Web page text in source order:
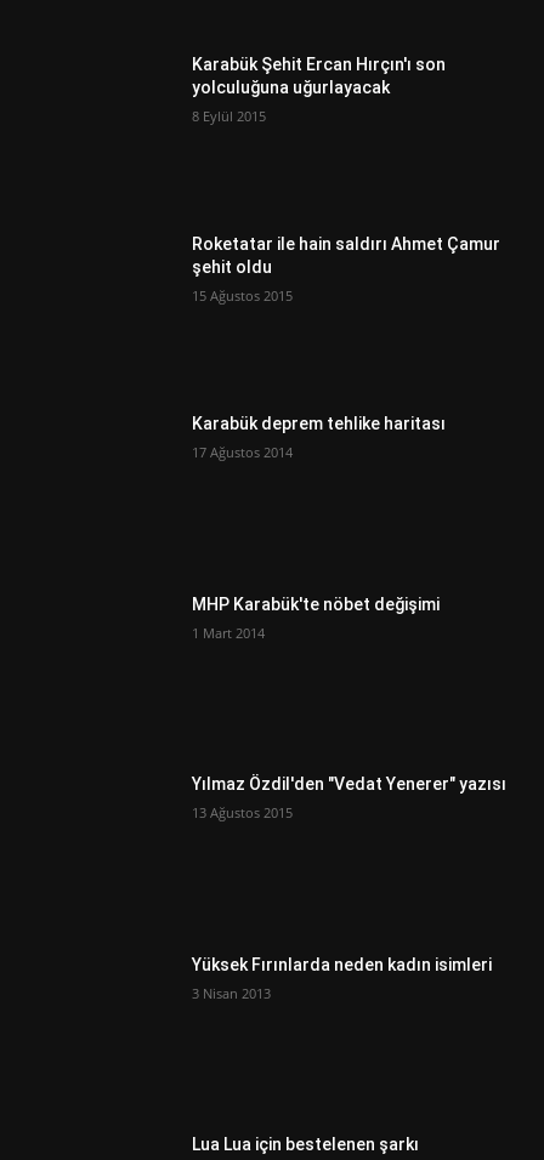
Karabük Şehit Ercan Hırçın'ı son
yolculuğuna uğurlayacak
8 Eylül 2015
Roketatar ile hain saldırı Ahmet Çamur
şehit oldu
15 Ağustos 2015
Karabük deprem tehlike haritası
17 Ağustos 2014
MHP Karabük'te nöbet değişimi
1 Mart 2014
Yılmaz Özdil'den "Vedat Yenerer" yazısı
13 Ağustos 2015
Yüksek Fırınlarda neden kadın isimleri
3 Nisan 2013
Lua Lua için bestelenen şarkı